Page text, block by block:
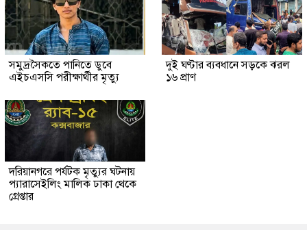
সমুদ্রসৈকতে পানিতে ডুবে
এইচএসসি পরীক্ষার্থীর মৃত্যু
দুই ঘণ্টার ব্যবধানে সড়কে ঝরল
১৬ প্রাণ
দরিয়ানগরে পর্যটক মৃত্যুর ঘটনায়
প্যারাসেইলিং মালিক ঢাকা থেকে
গ্রেপ্তার